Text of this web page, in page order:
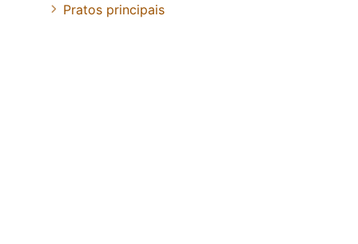
Pratos principais